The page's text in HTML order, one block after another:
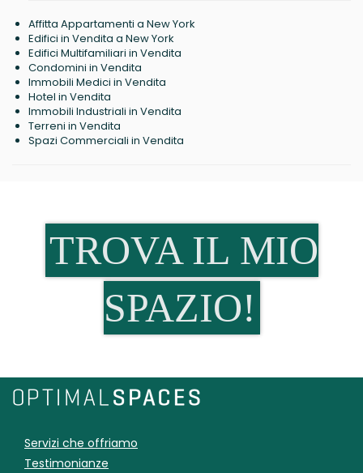
Affitta Appartamenti a New York
Edifici in Vendita a New York
Edifici Multifamiliari in Vendita
Condomini in Vendita
Immobili Medici in Vendita
Hotel in Vendita
Immobili Industriali in Vendita
Terreni in Vendita
Spazi Commerciali in Vendita
TROVA IL MIO
SPAZIO!
Servizi che offriamo
Testimonianze